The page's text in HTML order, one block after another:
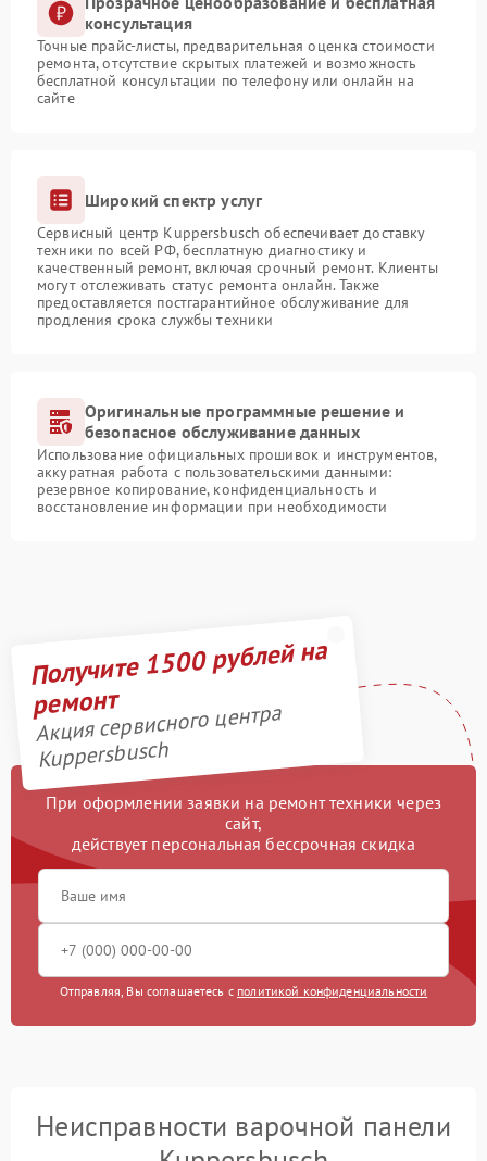
консультация
Точные прайс-листы, предварительная оценка стоимости
ремонта, отсутствие скрытых платежей и возможность
бесплатной консультации по телефону или онлайн на
сайте
Широкий спектр услуг
Сервисный центр Kuppersbusch обеспечивает доставку
техники по всей РФ, бесплатную диагностику и
качественный ремонт, включая срочный ремонт. Клиенты
могут отслеживать статус ремонта онлайн. Также
предоставляется постгарантийное обслуживание для
продления срока службы техники
Оригинальные программные решение и
безопасное обслуживание данных
Использование официальных прошивок и инструментов,
аккуратная работа с пользовательскими данными:
резервное копирование, конфиденциальность и
восстановление информации при необходимости
Получите 1500 рублей на
ремонт
Акция сервисного центра
Kuppersbusch
При оформлении заявки на ремонт техники через
сайт,
действует персональная бессрочная скидка
Отправляя, Вы соглашаетесь с политикой конфиденциальности
Неисправности варочной панели